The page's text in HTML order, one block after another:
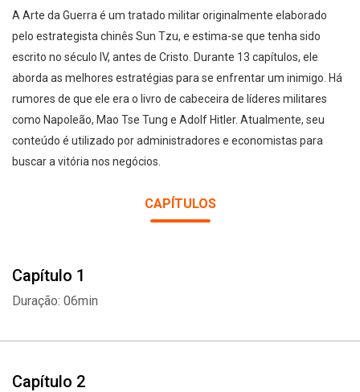
A Arte da Guerra é um tratado militar originalmente elaborado
pelo estrategista chinês Sun Tzu, e estima-se que tenha sido
escrito no século IV, antes de Cristo. Durante 13 capítulos, ele
aborda as melhores estratégias para se enfrentar um inimigo. Há
rumores de que ele era o livro de cabeceira de líderes militares
como Napoleão, Mao Tse Tung e Adolf Hitler. Atualmente, seu
conteúdo é utilizado por administradores e economistas para
buscar a vitória nos negócios.
CAPÍTULOS
Capítulo 1
Duração: 06min
Capítulo 2